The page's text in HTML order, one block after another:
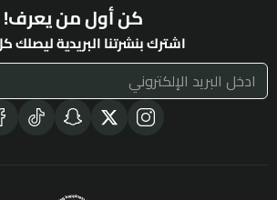
كن أول من يعرف!
اشترك بنشرتنا البريدية ليصلك